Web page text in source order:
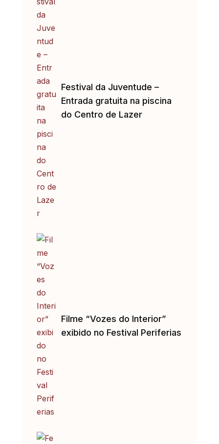
Festival da Juventude –
Entrada gratuita na piscina
do Centro de Lazer
Filme “Vozes do Interior”
exibido no Festival Periferias